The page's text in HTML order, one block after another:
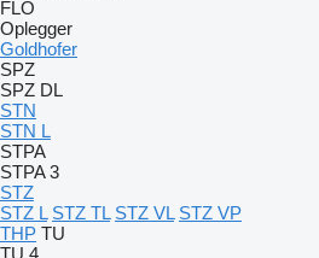
FLO
Oplegger
Goldhofer
SPZ
SPZ DL
STN
STN L
STPA
STPA 3
STZ
STZ L STZ TL STZ VL STZ VP
THP TU
TU 4